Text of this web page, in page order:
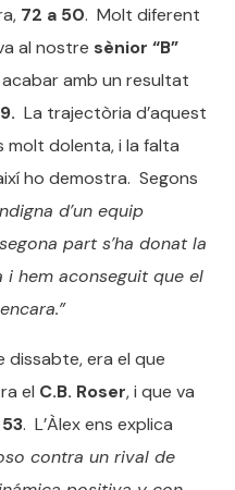
72 a 50. Molt diferent
al nostre sènior “B”
acabar amb un resultat
La trajectòria d’aquest
dolenta, i la falta
ho demostra. Segons
d’un equip
part s’ha donat la
i hem aconseguit que el
era el que
el C.B. Roser, i que va
. L’Àlex ens explica
contra un rival de